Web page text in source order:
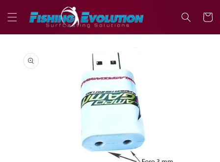
direttamente
ai contenuti
informazioni
sul prodotto